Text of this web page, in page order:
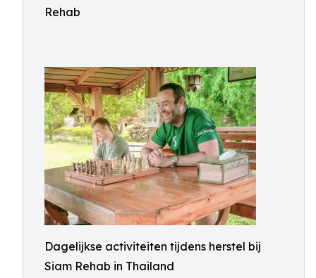
Rehab
Dagelijkse activiteiten tijdens herstel bij
Siam Rehab in Thailand